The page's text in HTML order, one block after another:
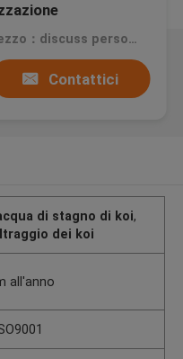
Prezzo：discuss personally
Contattici
di stagno di koi,
dei koi
all'anno